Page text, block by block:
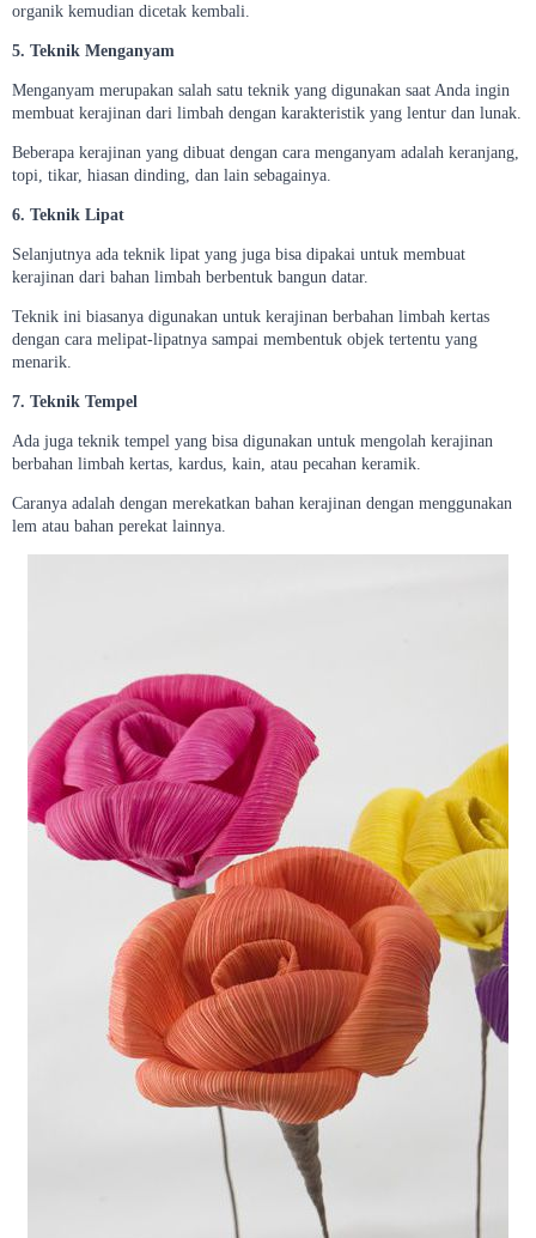
organik kemudian dicetak kembali.
5. Teknik Menganyam
Menganyam merupakan salah satu teknik yang digunakan saat Anda ingin
membuat kerajinan dari limbah dengan karakteristik yang lentur dan lunak.
Beberapa kerajinan yang dibuat dengan cara menganyam adalah keranjang,
topi, tikar, hiasan dinding, dan lain sebagainya.
6. Teknik Lipat
Selanjutnya ada teknik lipat yang juga bisa dipakai untuk membuat
kerajinan dari bahan limbah berbentuk bangun datar.
Teknik ini biasanya digunakan untuk kerajinan berbahan limbah kertas
dengan cara melipat-lipatnya sampai membentuk objek tertentu yang
menarik.
7. Teknik Tempel
Ada juga teknik tempel yang bisa digunakan untuk mengolah kerajinan
berbahan limbah kertas, kardus, kain, atau pecahan keramik.
Caranya adalah dengan merekatkan bahan kerajinan dengan menggunakan
lem atau bahan perekat lainnya.